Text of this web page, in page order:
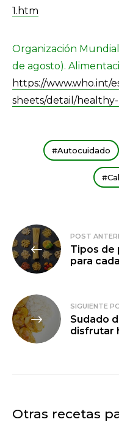
1.htm
Organización Mundial
de agosto).
https://www.who.int/
sheets/detail/
Autocuidado
Navegación
de
entradas
POST
Tipos de
para
SIGUIENTE
Sudado
disfrutar
Otras recetas